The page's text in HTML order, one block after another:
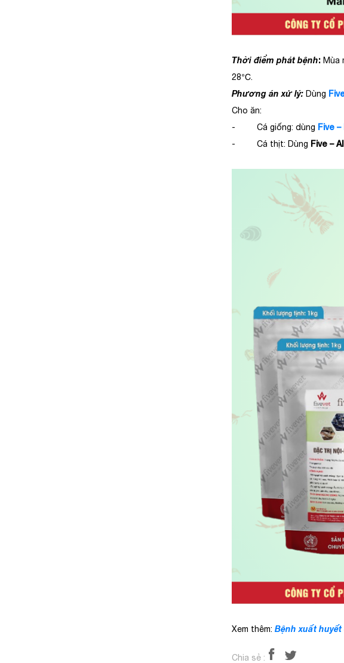
Thời điểm phát bệnh: Mùa
28℃.
Phương án xử lý: Dùng
Cho ăn:
- Cá giống: dùng Five
- Cá thịt: Dùng Five –
Xem thêm: Bệnh xuất huyết
Chia sẻ :